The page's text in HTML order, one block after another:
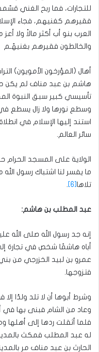
للتجارات، فما ربح الغني
فقيرهم كغنيهم، فجاء
العرب بنو أب أكثر مالاً ولا
والخالطون فقيرهم
أهال (المؤرخون الأمويون)
هاشم بن عبد مناف لم يكن
تأسيسي كبير سبق النبوة
وسطع نورها ولا زال يسطع في
استند إليها الإسلام في
سائر العالم.
الولاية على المسجد
ما يفسر لنا اشتباك رسول
تلاها[6]
.
عبد المطلب بن هاشم:
إنه جد رسول الله صلى الله
أباه هاشمًا شخص في تجارة
عمرو بن لبيد الخزرجي من
فتزوجها‏.‏
وشرط أبوها أن لا تلد ولدًا
وعاد من الشام فبنى بها
فلما أثقلت ردها إلى
له عبد المطلب فمكث
الحارث بن عبد مناف مر